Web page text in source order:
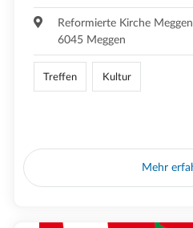
Reformierte Kirche
6045 Meggen
Treffen Kultur
Mehr